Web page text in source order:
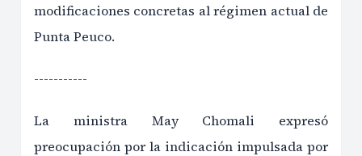
modificaciones concretas al régimen actual de
Punta Peuco.
-----------
La ministra May Chomali expresó
preocupación por la indicación impulsada por